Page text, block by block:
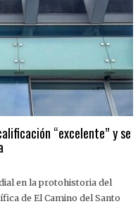
“excelente” y se
en la protohistoria del
de El Camino del Santo